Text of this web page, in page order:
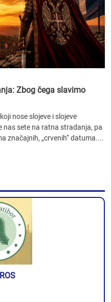
Zbog čega slavimo
nose slojeve i slojeve
nas sete na ratna stradanja, pa
značajnih, „crvenih“ datuma....